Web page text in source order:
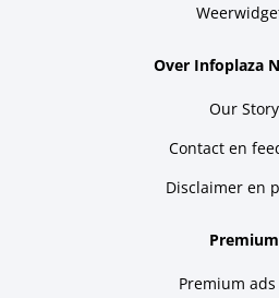
Over Infoplaza
Our Story
Contact en
Disclaimer en
Premium
Premium